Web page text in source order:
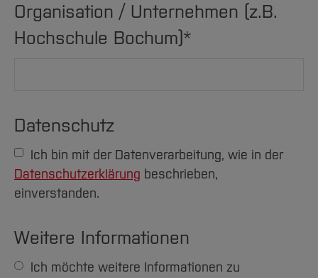
Organisation / Unternehmen (z.B.
Hochschule Bochum)*
Datenschutz
Ich bin mit der Datenverarbeitung, wie in der
Datenschutzerklärung beschrieben,
einverstanden.
Weitere Informationen